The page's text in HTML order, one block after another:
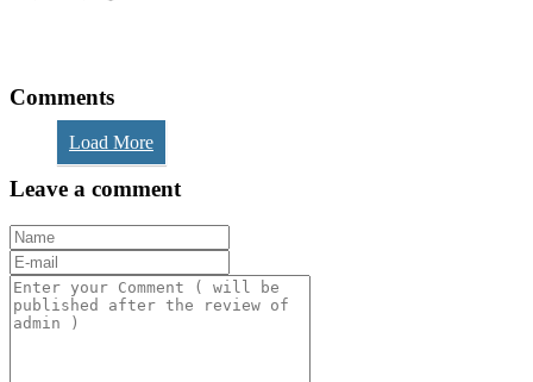
Comments
Load More
Leave a comment